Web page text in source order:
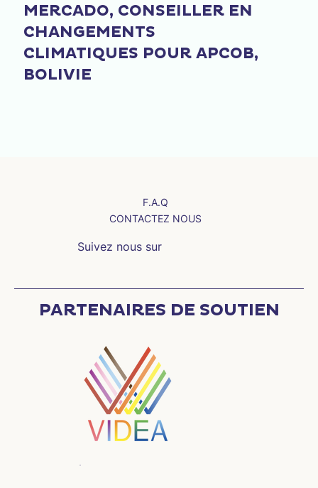
MERCADO, CONSEILLER EN
CHANGEMENTS
CLIMATIQUES POUR APCOB,
BOLIVIE
F.A.Q
CONTACTEZ NOUS
Suivez nous sur
PARTENAIRES DE SOUTIEN